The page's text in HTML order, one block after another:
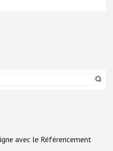
avec le Référencement